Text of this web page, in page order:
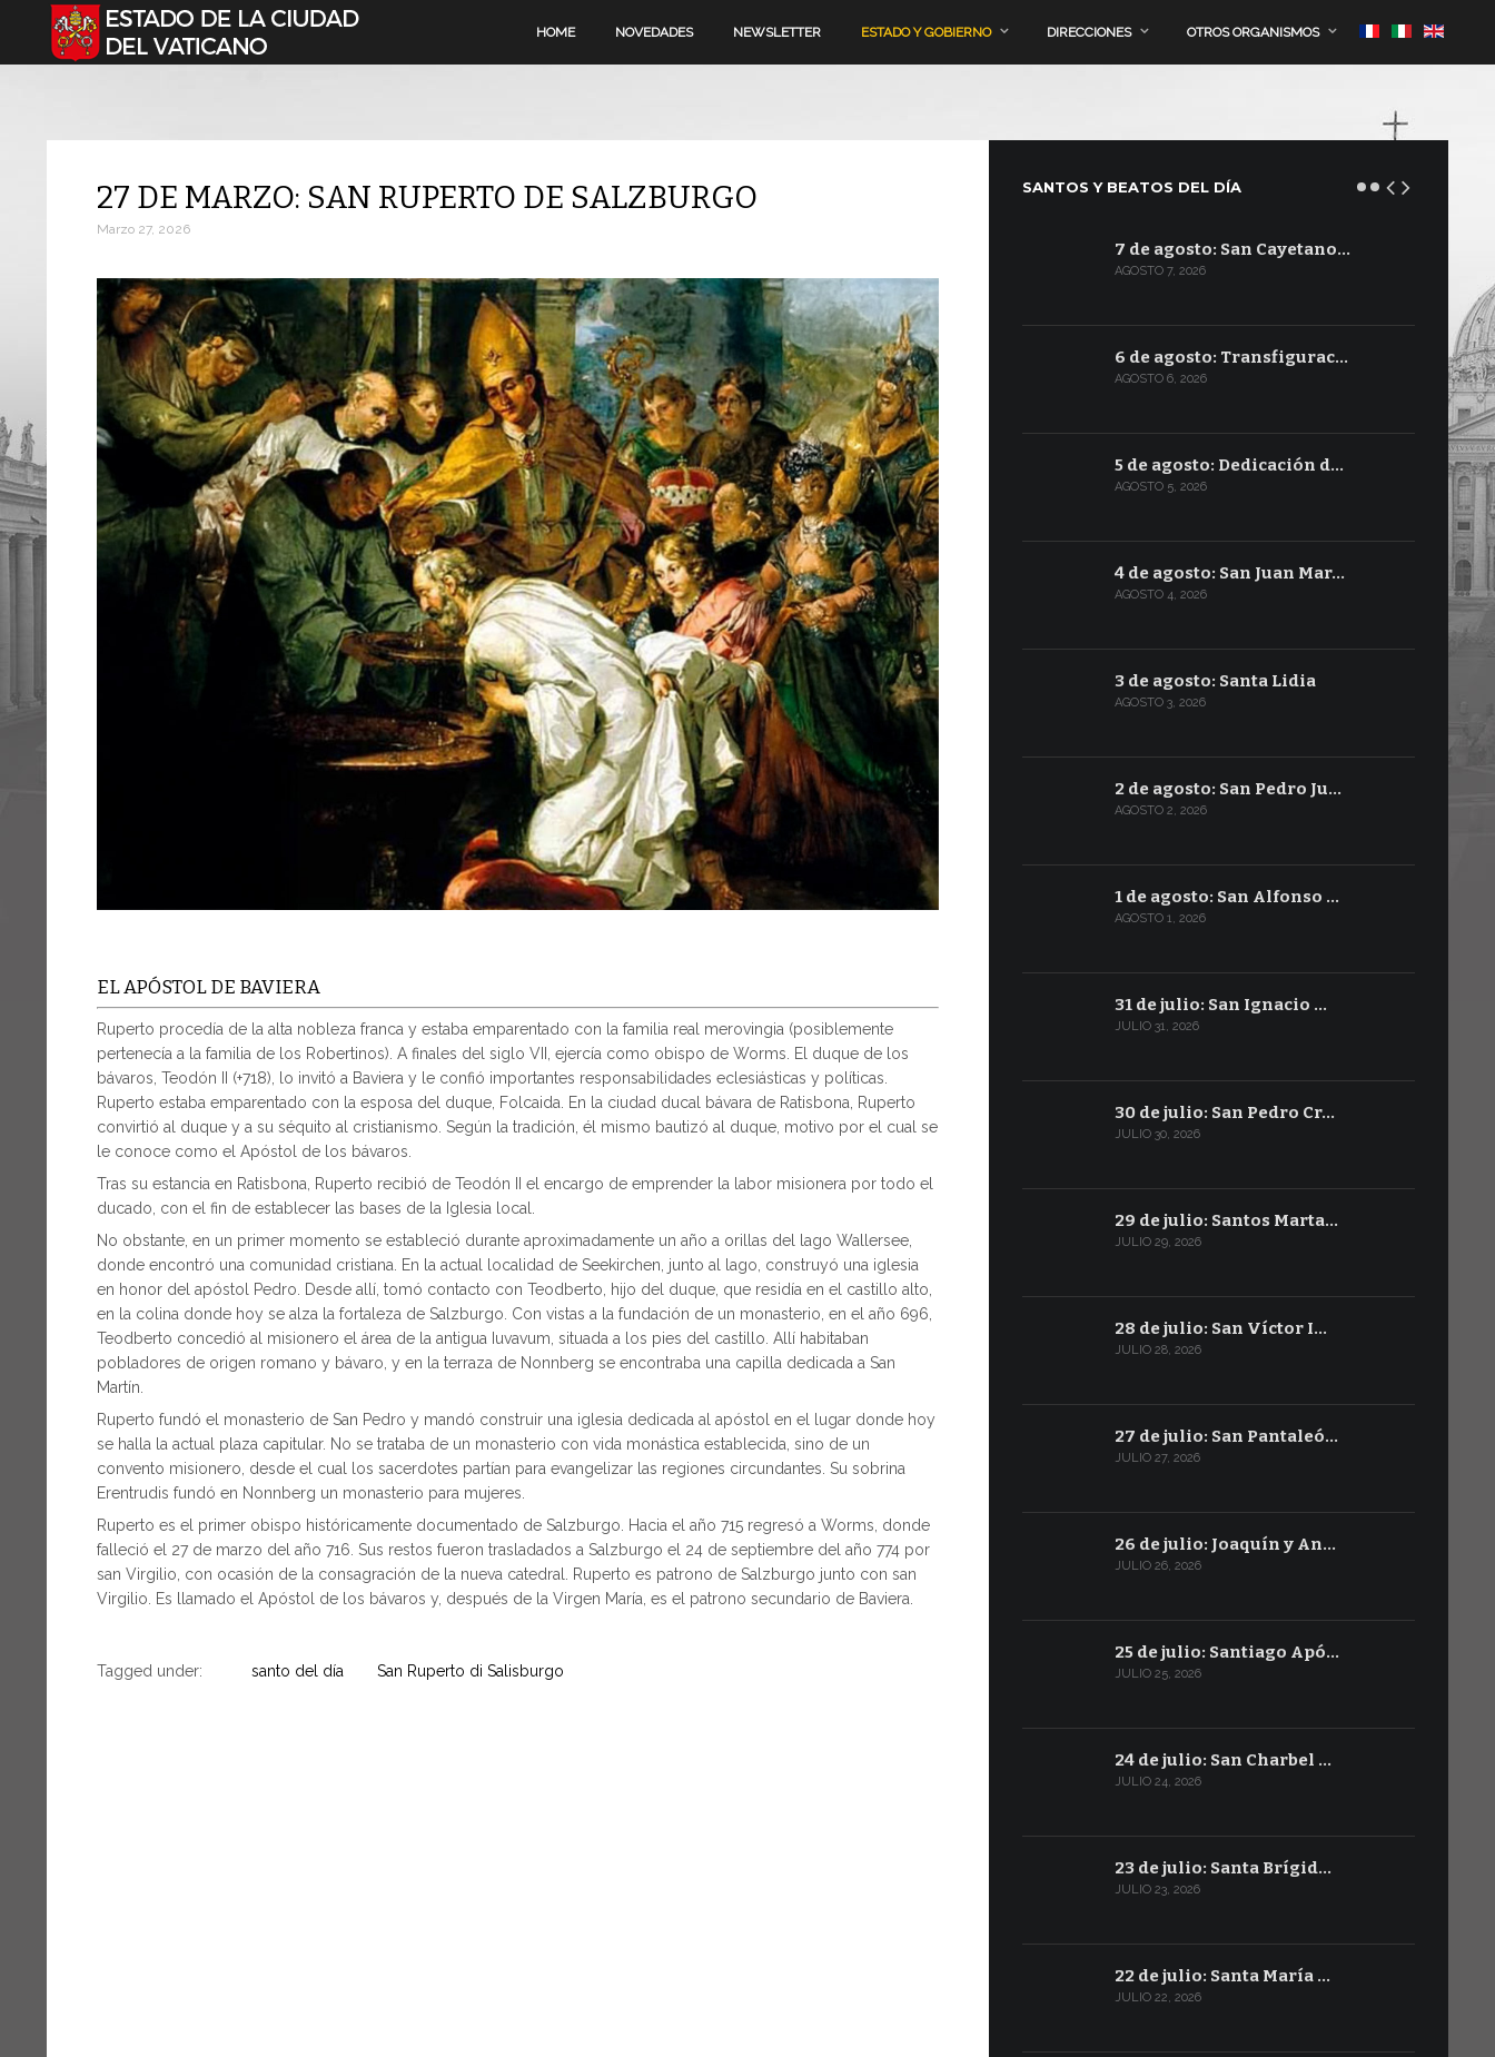
Seleccione su idioma HOME NOVEDADES NEWSLETTER ESTADO Y GOBIERNO DIRECCIONES OTROS ORGANISMOS
27 DE MARZO: SAN RUPERTO DE SALZBURGO
Marzo 27, 2026
EL APÓSTOL DE BAVIERA
Ruperto procedía de la alta nobleza franca y estaba emparentado con la familia real merovingia (posiblemente
pertenecía a la familia de los Robertinos). A finales del siglo VII, ejercía como obispo de Worms. El duque de los
bávaros, Teodón II (+718), lo invitó a Baviera y le confió importantes responsabilidades eclesiásticas y políticas.
Ruperto estaba emparentado con la esposa del duque, Folcaida. En la ciudad ducal bávara de Ratisbona, Ruperto
convirtió al duque y a su séquito al cristianismo. Según la tradición, él mismo bautizó al duque, motivo por el cual se
le conoce como el Apóstol de los bávaros.
Tras su estancia en Ratisbona, Ruperto recibió de Teodón II el encargo de emprender la labor misionera por todo el
ducado, con el fin de establecer las bases de la Iglesia local.
No obstante, en un primer momento se estableció durante aproximadamente un año a orillas del lago Wallersee,
donde encontró una comunidad cristiana. En la actual localidad de Seekirchen, junto al lago, construyó una iglesia
en honor del apóstol Pedro. Desde allí, tomó contacto con Teodberto, hijo del duque, que residía en el castillo alto,
en la colina donde hoy se alza la fortaleza de Salzburgo. Con vistas a la fundación de un monasterio, en el año 696,
Teodberto concedió al misionero el área de la antigua Iuvavum, situada a los pies del castillo. Allí habitaban
pobladores de origen romano y bávaro, y en la terraza de Nonnberg se encontraba una capilla dedicada a San
Martín.
Ruperto fundó el monasterio de San Pedro y mandó construir una iglesia dedicada al apóstol en el lugar donde hoy
se halla la actual plaza capitular. No se trataba de un monasterio con vida monástica establecida, sino de un
convento misionero, desde el cual los sacerdotes partían para evangelizar las regiones circundantes. Su sobrina
Erentrudis fundó en Nonnberg un monasterio para mujeres.
Ruperto es el primer obispo históricamente documentado de Salzburgo. Hacia el año 715 regresó a Worms, donde
falleció el 27 de marzo del año 716. Sus restos fueron trasladados a Salzburgo el 24 de septiembre del año 774 por
san Virgilio, con ocasión de la consagración de la nueva catedral. Ruperto es patrono de Salzburgo junto con san
Virgilio. Es llamado el Apóstol de los bávaros y, después de la Virgen María, es el patrono secundario de Baviera.
Tagged under: santo del día San Ruperto di Salisburgo
SANTOS Y BEATOS DEL DÍA
7 de agosto: San Cayetano…
AGOSTO 7, 2026
6 de agosto: Transfigurac…
AGOSTO 6, 2026
5 de agosto: Dedicación d…
AGOSTO 5, 2026
4 de agosto: San Juan Mar…
AGOSTO 4, 2026
3 de agosto: Santa Lidia
AGOSTO 3, 2026
2 de agosto: San Pedro Ju…
AGOSTO 2, 2026
1 de agosto: San Alfonso …
AGOSTO 1, 2026
31 de julio: San Ignacio …
JULIO 31, 2026
30 de julio: San Pedro Cr…
JULIO 30, 2026
29 de julio: Santos Marta…
JULIO 29, 2026
28 de julio: San Víctor I…
JULIO 28, 2026
27 de julio: San Pantaleó…
JULIO 27, 2026
26 de julio: Joaquín y An…
JULIO 26, 2026
25 de julio: Santiago Apó…
JULIO 25, 2026
24 de julio: San Charbel …
JULIO 24, 2026
23 de julio: Santa Brígid…
JULIO 23, 2026
22 de julio: Santa María …
JULIO 22, 2026